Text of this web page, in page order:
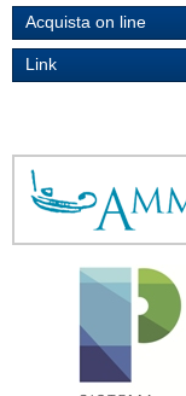
Acquista on line
Link